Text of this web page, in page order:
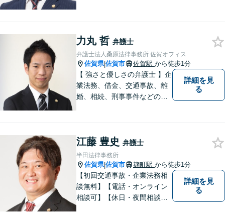
なリーガルサービスを提供い
たします。
力丸 哲 弁護士
弁護士法人桑原法律事務所 佐賀オフィス
佐賀県|佐賀市 佐賀駅 から徒歩1分
【 強さと優しさの弁護士 】企
業法務、借金、交通事故、離
婚、相続、刑事事件などのご
なリーガルサービスを提供い
たします。
詳細を見
る
江藤 豊史 弁護士
半田法律事務所
佐賀県|佐賀市 麹町駅 から徒歩1分
【初回交通事故・企業法務相
談無料】【電話・オンライン
相談可】【休日・夜間相談
詳細を見
る